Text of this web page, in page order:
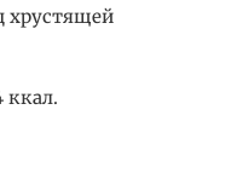
хрустящей
ккал.